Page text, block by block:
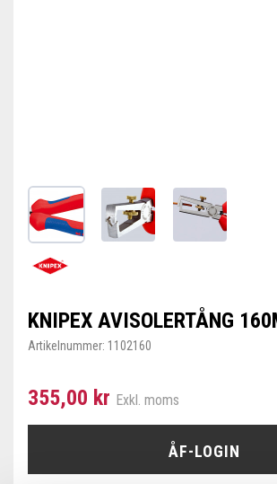
KNIPEX AVISOLERTÅNG
Artikelnummer: 1102160
355,00 kr Exkl. moms
ÅF-LOGIN